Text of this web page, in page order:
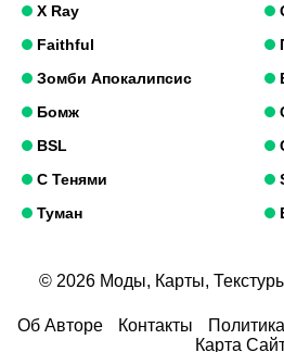
X Ray
Faithful
Зомби Апокалипсис
Бомж
BSL
С Тенями
Туман
© 2026 Моды, Карты,
Об Авторе Контакты
Карта